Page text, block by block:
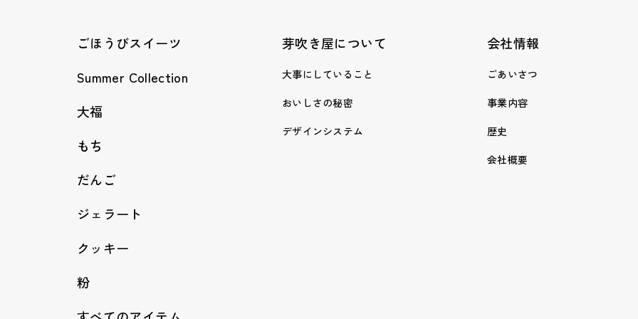
ごほうびスイーツ
Summer Collection
大福
もち
だんご
ジェラート
クッキー
粉
芽吹き屋について
大事にしていること
おいしさの秘密
デザインシステム
会社情報
ごあいさつ
事業内容
歴史
会社概要